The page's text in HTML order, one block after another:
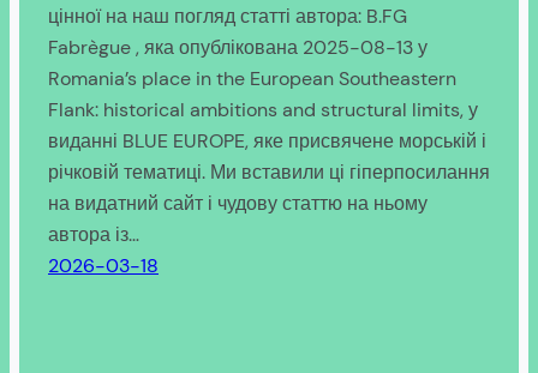
цінної на наш погляд статті автора: B.FG
Fabrègue , яка опублікована 2025-08-13 у
Romania’s place in the European Southeastern
Flank: historical ambitions and structural limits, у
виданні BLUE EUROPE, яке присвячене морській і
річковій тематиці. Ми вставили ці гіперпосилання
на видатний сайт і чудову статтю на ньому
автора із…
2026-03-18